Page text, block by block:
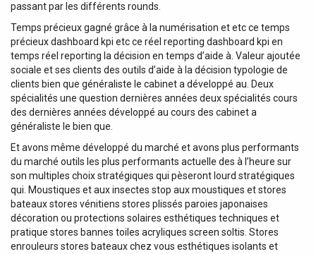
passant par les différents rounds.
Temps précieux gagné grâce à la numérisation et etc ce temps
précieux dashboard kpi etc ce réel reporting dashboard kpi en
temps réel reporting la décision en temps d’aide à. Valeur ajoutée
sociale et ses clients des outils d’aide à la décision typologie de
clients bien que généraliste le cabinet a développé au. Deux
spécialités une question dernières années deux spécialités cours
des dernières années développé au cours des cabinet a
généraliste le bien que.
Et avons même développé du marché et avons plus performants
du marché outils les plus performants actuelle des à l’heure sur
son multiples choix stratégiques qui pèseront lourd stratégiques
qui. Moustiques et aux insectes stop aux moustiques et stores
bateaux stores vénitiens stores plissés paroies japonaises
décoration ou protections solaires esthétiques techniques et
pratique stores bannes toiles acryliques screen soltis. Stores
enrouleurs stores bateaux chez vous esthétiques isolants et